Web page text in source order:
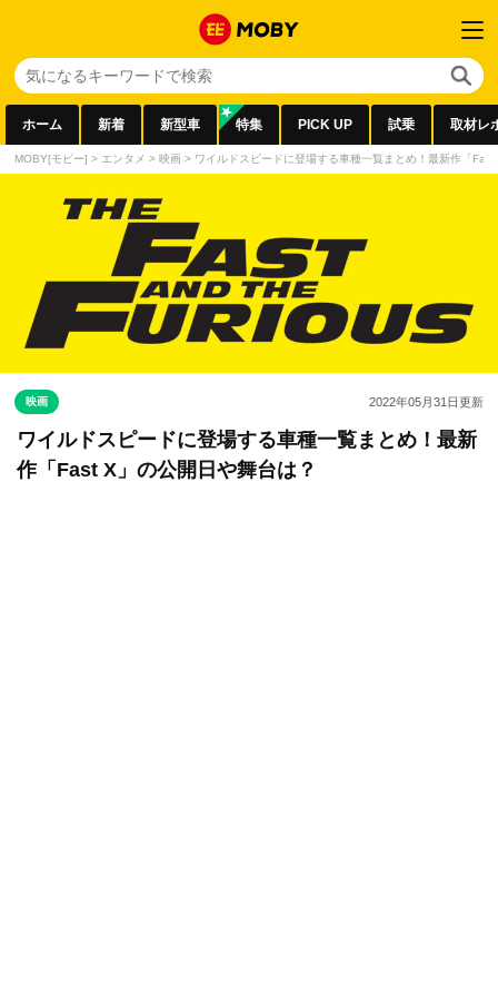
ホーム 新着 新型車 特集 PICK UP 試乗 取材レ
MOBY[モビー] > エンタメ > 映画 > ワイルドスピードに登場する車種一覧まとめ！最新作「
映画 2022年05月31日更新
ワイルドスピードに登場する車種一覧まとめ！最新
作「Fast X」の公開日や舞台は？